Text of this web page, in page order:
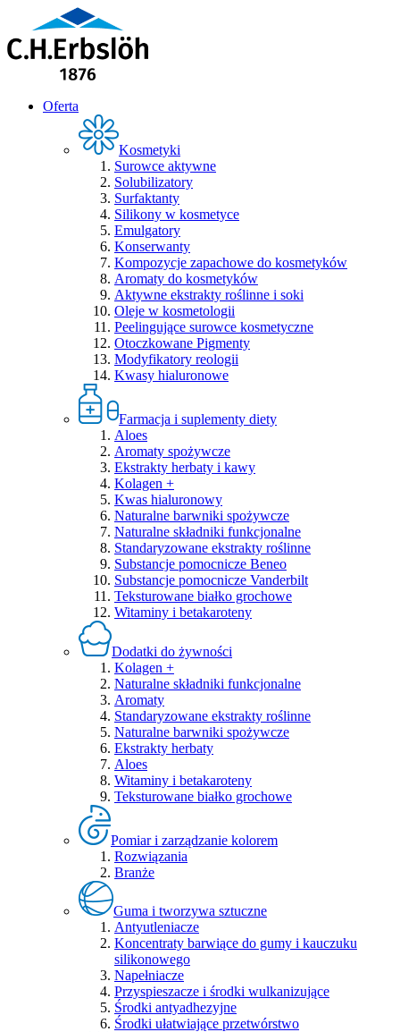
Oferta
Kosmetyki
Surowce aktywne
Solubilizatory
Surfaktanty
Silikony w kosmetyce
Emulgatory
Konserwanty
Kompozycje zapachowe do kosmetyków
Aromaty do kosmetyków
Aktywne ekstrakty roślinne i soki
Oleje w kosmetologii
Peelingujące surowce kosmetyczne
Otoczkowane Pigmenty
Modyfikatory reologii
Kwasy hialuronowe
Farmacja i suplementy diety
Aloes
Aromaty spożywcze
Ekstrakty herbaty i kawy
Kolagen +
Kwas hialuronowy
Naturalne barwniki spożywcze
Naturalne składniki funkcjonalne
Standaryzowane ekstrakty roślinne
Substancje pomocnicze Beneo
Substancje pomocnicze Vanderbilt
Teksturowane białko grochowe
Witaminy i betakaroteny
Dodatki do żywności
Kolagen +
Naturalne składniki funkcjonalne
Aromaty
Standaryzowane ekstrakty roślinne
Naturalne barwniki spożywcze
Ekstrakty herbaty
Aloes
Witaminy i betakaroteny
Teksturowane białko grochowe
Pomiar i zarządzanie kolorem
Rozwiązania
Branże
Guma i tworzywa sztuczne
Antyutleniacze
Koncentraty barwiące do gumy i kauczuku
silikonowego
Napełniacze
Przyspieszacze i środki wulkanizujące
Środki antyadhezyjne
Środki ułatwiające przetwórstwo